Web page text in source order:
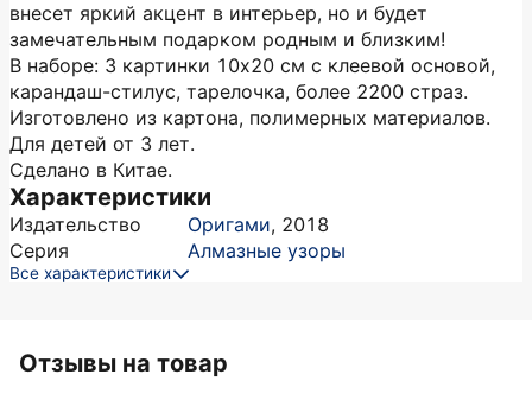
внесет яркий акцент в интерьер, но и будет
замечательным подарком родным и близким!
В наборе: 3 картинки 10х20 см с клеевой основой,
карандаш-стилус, тарелочка, более 2200 страз.
Изготовлено из картона, полимерных материалов.
Для детей от 3 лет.
Сделано в Китае.
Характеристики
Издательство Оригами, 2018
Серия
Алмазные узоры
Все характеристики
Отзывы на товар